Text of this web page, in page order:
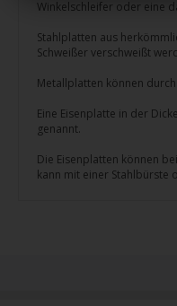
Winkelschleifer oder eine
Stahlplatten aus
Schweißer verschweißt
Metallplatten können
Eine Eisenplatte in der
genannt.
Die Eisenplatten können
kann mit einer Stahlbürste